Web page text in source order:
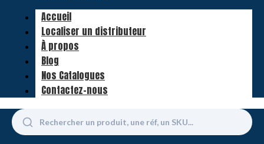
Accueil
Localiser un distributeur
À propos
Blog
Nos Catalogues
Contactez-nous